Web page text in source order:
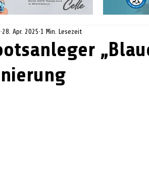
28. Apr. 2025 1 Min. Lesezeit